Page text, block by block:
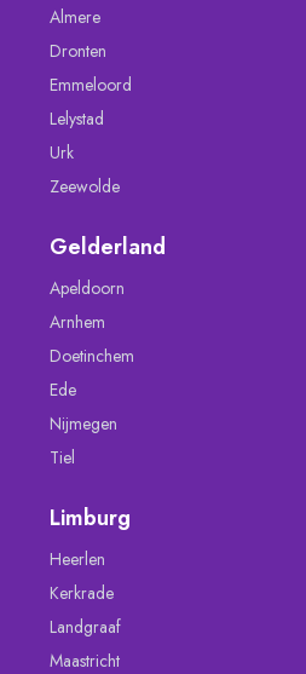
Almere
Dronten
Emmeloord
Lelystad
Urk
Zeewolde
Gelderland
Apeldoorn
Arnhem
Doetinchem
Ede
Nijmegen
Tiel
Limburg
Heerlen
Kerkrade
Landgraaf
Maastricht